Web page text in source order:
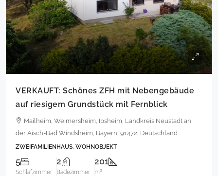
VERKAUFT: Schönes ZFH mit Nebengebäude
auf riesigem Grundstück mit Fernblick
Mailheim, Weimersheim, Ipsheim, Landkreis Neustadt an
der Aisch-Bad Windsheim, Bayern, 91472, Deutschland
ZWEIFAMILIENHAUS, WOHNOBJEKT
5
Schlafzimmer
2
Badezimmer
201
m²